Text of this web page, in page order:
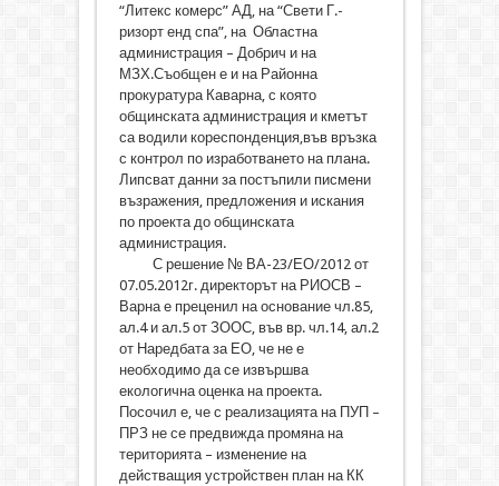
“Литекс комерс” АД, на “Свети Г.-
ризорт енд спа”, на Областна
администрация – Добрич и на
МЗХ.Съобщен е и на Районна
прокуратура Каварна, с която
общинската администрация и кметът
са водили кореспонденция,във връзка
с контрол по изработването на плана.
Липсват данни за постъпили писмени
възражения, предложения и искания
по проекта до общинската
администрация.
С решение № ВА-23/ЕО/2012 от
07.05.2012г. директорът на РИОСВ –
Варна е преценил на основание чл.85,
ал.4 и ал.5 от ЗООС, във вр. чл.14, ал.2
от Наредбата за ЕО, че не е
необходимо да се извършва
екологична оценка на проекта.
Посочил е, че с реализацията на ПУП –
ПРЗ не се предвижда промяна на
територията – изменение на
действащия устройствен план на КК